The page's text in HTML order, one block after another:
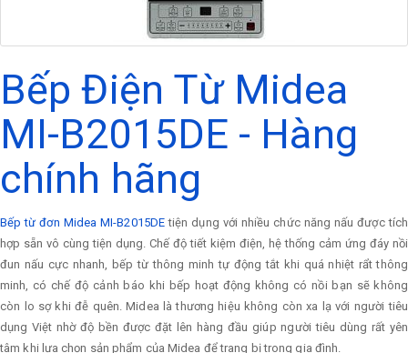
Bếp Điện Từ Midea
MI-B2015DE - Hàng
chính hãng
Bếp từ đơn Midea MI-B2015DE tiện dụng với nhiều chức năng nấu được tích
hợp sẵn vô cùng tiện dụng. Chế độ tiết kiệm điện, hệ thống cảm ứng đáy nồi
đun nấu cực nhanh, bếp từ thông minh tự động tắt khi quá nhiệt rẩt thông
minh, có chế độ cảnh báo khi bếp hoạt động không có nồi bạn sẽ không
còn lo sợ khi đễ quên. Midea là thương hiệu không còn xa lạ với người tiêu
dụng Việt nhờ độ bền được đặt lên hàng đầu giúp người tiêu dùng rất yên
tâm khi lựa chọn sản phẩm của Midea để trang bị trong gia đình.